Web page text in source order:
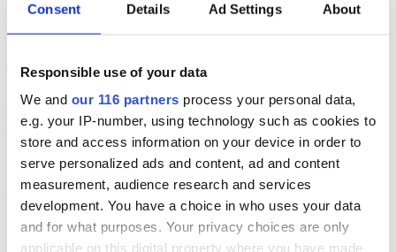
Consent Details Ad Settings About
Responsible use of your data
We and our 116 partners process your personal data,
e.g. your IP-number, using technology such as cookies to
store and access information on your device in order to
serve personalized ads and content, ad and content
measurement, audience research and services
development. You have a choice in who uses your data
and for what purposes. Your privacy choices are only
applicable on this digital property where you have made
19 Feb 2015
Tidningen Bon lyfter Peronis öl
Håll dig uppdaterad med
Veckans Brief!
Få exklusiv tillgång till Veckans Brief, den essentiella läsningen för
alla som driver opinionsbildning och samhällsförändring, genom en
prenumeration på Dagens Opinion.
Grundprenumeration